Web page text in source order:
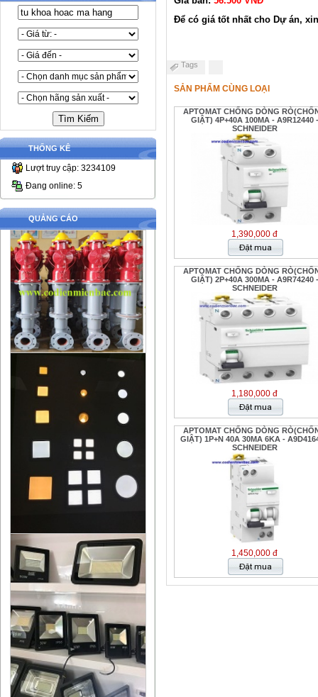
THỐNG KÊ
Lượt truy cập: 3234109
Đang online: 5
QUẢNG CÁO
Để có giá tốt nhất cho Dự án,
Tags
SẢN PHẨM CÙNG LOẠI
APTOMAT CHỐNG DÒNG
GIẬT) 4P+40A 100MA - A9R12440 -
SCHNEIDER
1,390,000 đ
APTOMAT CHỐNG DÒNG
GIẬT) 2P+40A 300MA - A9R74240 -
SCHNEIDER
1,180,000 đ
APTOMAT CHỐNG DÒNG
GIẬT) 1P+N 40A 30MA 6KA -
SCHNEIDER
1,450,000 đ